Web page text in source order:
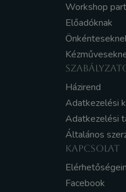
Workshop
Előadóknak
Házirend
Adatkezelési
Adatkezelési
Általános
KAPCSOLAT
Facebook